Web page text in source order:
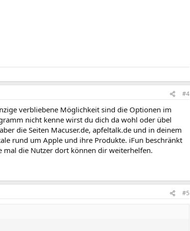
#4
verbliebene Möglichkeit sind die Optionen im
nicht kenne wirst du dich da wohl oder übel
die Seiten Macuser.de, apfeltalk.de und in deinem
rund um Apple und ihre Produkte. iFun beschränkt
mal die Nutzer dort können dir weiterhelfen.
#5